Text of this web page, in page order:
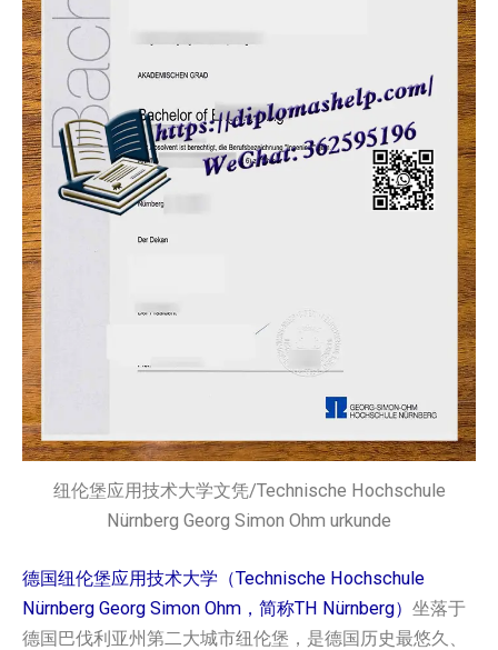
纽伦堡应用技术大学文凭/Technische Hochschule
Nürnberg Georg Simon Ohm urkunde
德国纽伦堡应用技术大学（Technische Hochschule
Nürnberg Georg Simon Ohm，简称TH Nürnberg） 坐落于
德国巴伐利亚州第二大城市纽伦堡，是德国历史最悠久、